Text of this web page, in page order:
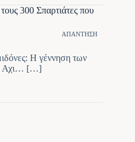
300 Σπαρτιάτες που
ΑΠΆΝΤΗΣΗ
Η γέννηση των
Αχι… […]